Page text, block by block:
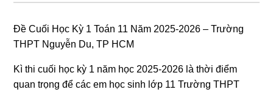
Đề Cuối Học Kỳ 1 Toán 11 Năm 2025-2026 – Trường
THPT Nguyễn Du, TP HCM
Kì thi cuối học kỳ 1 năm học 2025-2026 là thời điểm
quan trọng để các em học sinh lớp 11 Trường THPT